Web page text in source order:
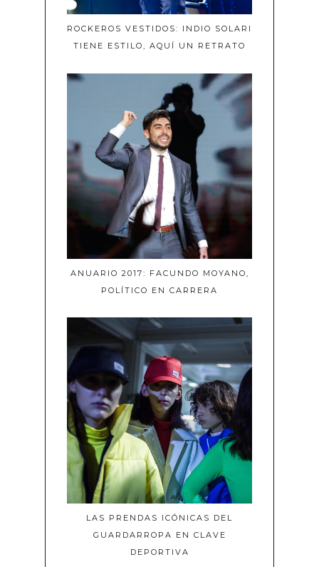
ROCKEROS VESTIDOS: INDIO SOLARI
TIENE ESTILO, AQUÍ UN RETRATO
ANUARIO 2017: FACUNDO MOYANO,
POLÍTICO EN CARRERA
LAS PRENDAS ICÓNICAS DEL
GUARDARROPA EN CLAVE
DEPORTIVA